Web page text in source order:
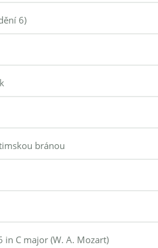
6)
bránou
in C major (W. A. Mozart)